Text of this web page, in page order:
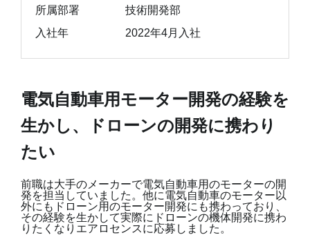
所属部署
技術開発部
入社年
2022年4月入社
電気自動車用モーター開発の経験を
生かし、ドローンの開発に携わり
たい
前職は大手のメーカーで電気自動車用のモーターの開
発を担当していました。他に電気自動車のモーター以
外にもドローン用のモーター開発にも携わっており、
その経験を生かして実際にドローンの機体開発に携わ
りたくなりエアロセンスに応募しました。